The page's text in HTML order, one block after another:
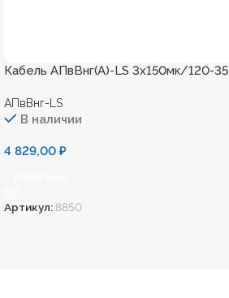
Кабель АПвВнг(А)-LS 3х150мк/120-35
АПвВнг-LS
В наличии
4 829,00 ₽
Артикул:8850